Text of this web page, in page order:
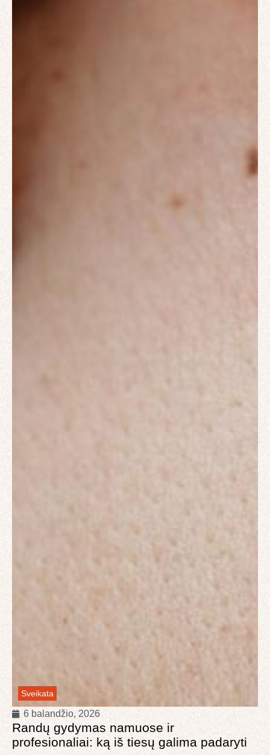
Sveikata
6 balandžio, 2026
Randų gydymas namuose ir
profesionaliai: ką iš tiesų galima padaryti